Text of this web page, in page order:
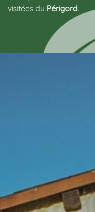
visitées du Périgord.